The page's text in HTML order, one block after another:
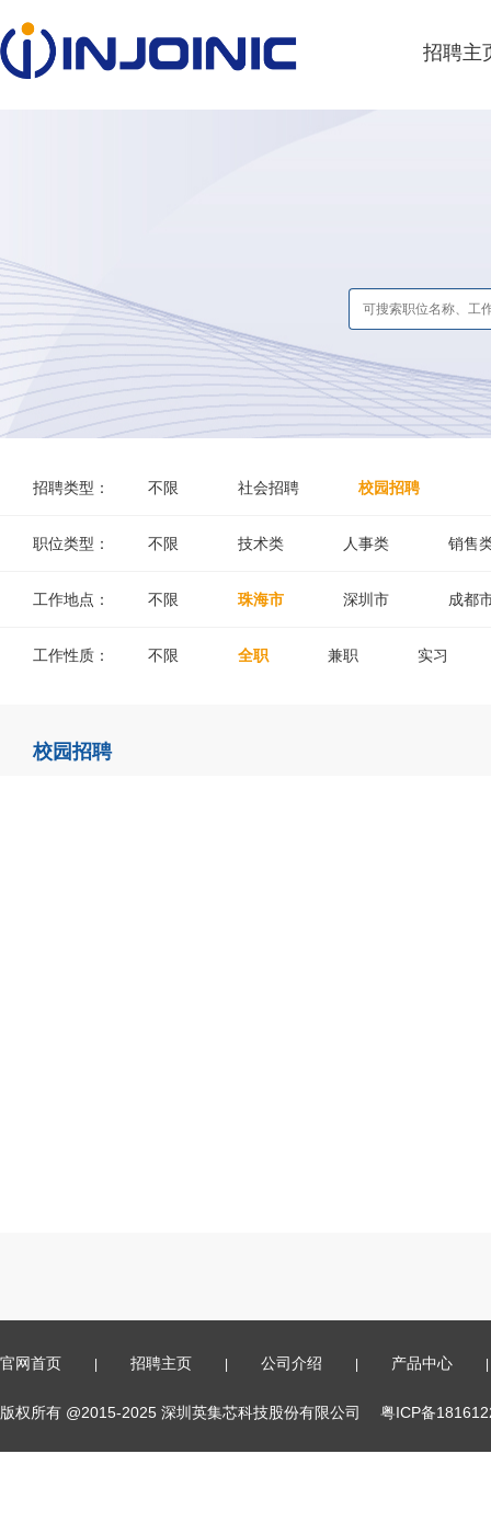
招聘主
招聘类型： 不限 社会招聘 校园招聘
职位类型： 不限 技术类 人事类 销售
工作地点： 不限 珠海市 深圳市 成都
工作性质： 不限 全职 兼职 实习
校园招聘
官网首页 | 招聘主页 | 公司介绍 | 产品中心 |
版权所有 @2015-2025 深圳英集芯科技股份有限公司 粤ICP备